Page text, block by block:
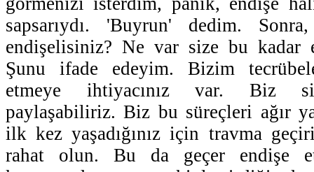
sapsarıydı. 'Buyrun' dedim.
endişelisiniz? Ne var size bu kadar
Şunu ifade edeyim. Bizim
etmeye ihtiyacınız var. Biz
paylaşabiliriz. Biz bu süreçleri ağır
ilk kez yaşadığınız için travma
rahat olun. Bu da geçer endişe